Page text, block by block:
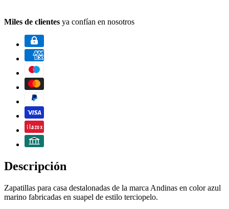
Miles de clientes ya confían en nosotros
Descripción
Zapatillas para casa destalonadas de la marca Andinas en color azul
marino fabricadas en suapel de estilo terciopelo.